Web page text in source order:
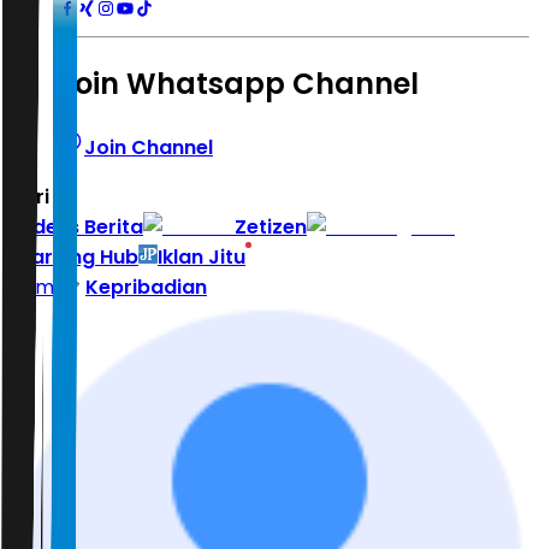
Join Whatsapp Channel
Join Channel
Hari ini
Indeks Berita
Zetizen
Learning Hub
Iklan Jitu
Home
Kepribadian